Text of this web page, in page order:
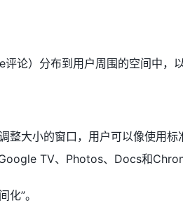
论）分布到用户周围的空间中，以
大小的窗口，用户可以像使用
TV、Photos、Docs和
”。